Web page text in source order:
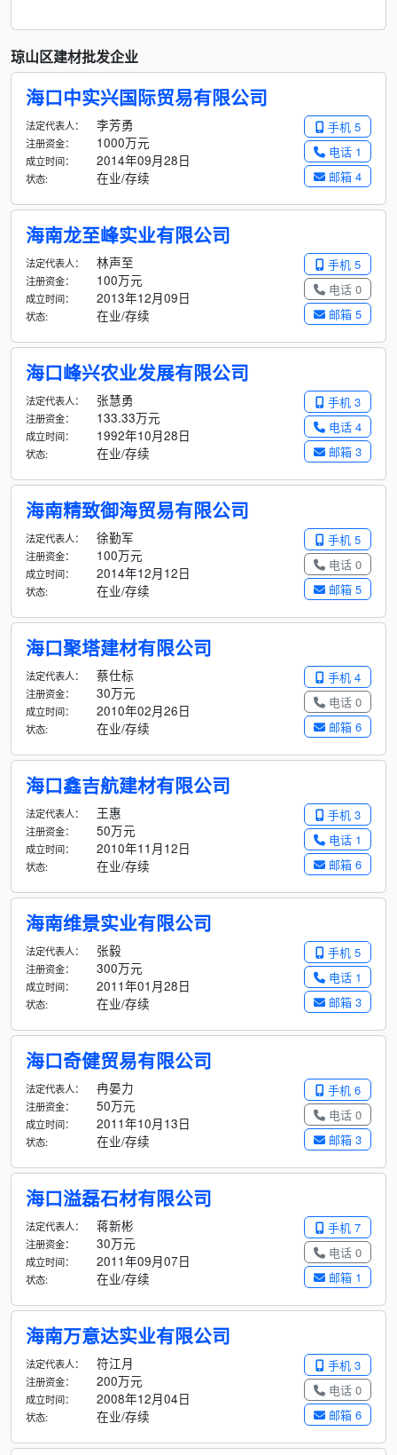
琼山区建材批发企业
海口中实兴国际贸易有限公司
手机 5
电话 1
邮箱 4
法定代表人： 李芳勇
注册资金： 1000万元
成立时间： 2014年09月28日
状态: 在业/存续
海南龙至峰实业有限公司
手机 5
电话 0
邮箱 5
法定代表人： 林声至
注册资金： 100万元
成立时间： 2013年12月09日
状态: 在业/存续
海口峰兴农业发展有限公司
手机 3
电话 4
邮箱 3
法定代表人： 张慧勇
注册资金： 133.33万元
成立时间： 1992年10月28日
状态: 在业/存续
海南精致御海贸易有限公司
手机 5
电话 0
邮箱 5
法定代表人： 徐勤军
注册资金： 100万元
成立时间： 2014年12月12日
状态: 在业/存续
海口聚塔建材有限公司
手机 4
电话 0
邮箱 6
法定代表人： 蔡仕标
注册资金： 30万元
成立时间： 2010年02月26日
状态: 在业/存续
海口鑫吉航建材有限公司
手机 3
电话 1
邮箱 6
法定代表人： 王惠
注册资金： 50万元
成立时间： 2010年11月12日
状态: 在业/存续
海南维景实业有限公司
手机 5
电话 1
邮箱 3
法定代表人： 张毅
注册资金： 300万元
成立时间： 2011年01月28日
状态: 在业/存续
海口奇健贸易有限公司
手机 6
电话 0
邮箱 3
法定代表人： 冉晏力
注册资金： 50万元
成立时间： 2011年10月13日
状态: 在业/存续
海口溢磊石材有限公司
手机 7
电话 0
邮箱 1
法定代表人： 蒋新彬
注册资金： 30万元
成立时间： 2011年09月07日
状态: 在业/存续
海南万意达实业有限公司
手机 3
电话 0
邮箱 6
法定代表人： 符江月
注册资金： 200万元
成立时间： 2008年12月04日
状态: 在业/存续